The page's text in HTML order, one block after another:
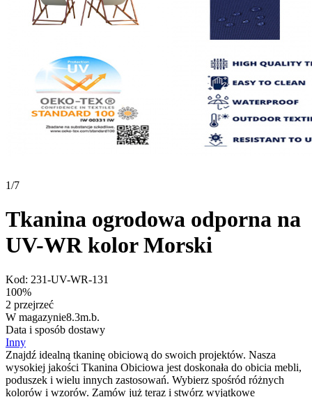
1/7
Tkanina ogrodowa odporna na
UV-WR kolor Morski
Kod: 231-UV-WR-131
100%
2 przejrzeć
W magazynie8.3m.b.
Data i sposób dostawy
Inny
Znajdź idealną tkaninę obiciową do swoich projektów. Nasza
wysokiej jakości Tkanina Obiciowa jest doskonała do obicia mebli,
poduszek i wielu innych zastosowań. Wybierz spośród różnych
kolorów i wzorów. Zamów już teraz i stwórz wyjątkowe